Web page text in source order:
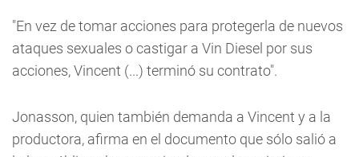
"En vez de tomar acciones para protegerla de nuevos
ataques sexuales o castigar a Vin Diesel por sus
acciones, Vincent (...) terminó su contrato".
Jonasson, quien también demanda a Vincent y a la
productora, afirma en el documento que sólo salió a